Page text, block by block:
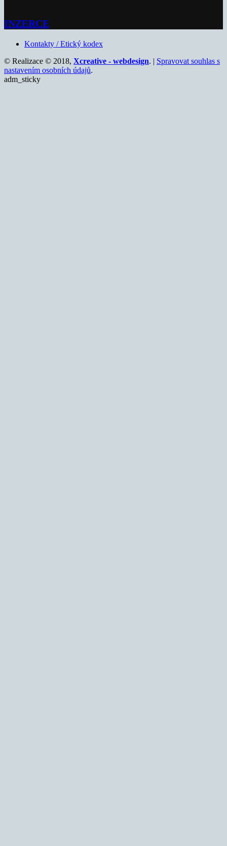
INZERCE
Kontakty / Etický kodex
© Realizace © 2018, Xcreative - webdesign. | Spravovat souhlas s
nastavením osobních údajů.
adm_sticky